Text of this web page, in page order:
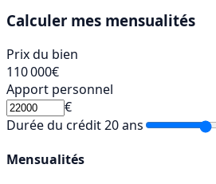
Calculer mes mensualités
Prix du bien
110 000€
Apport personnel
€
Durée du crédit20 ans
Mensualités